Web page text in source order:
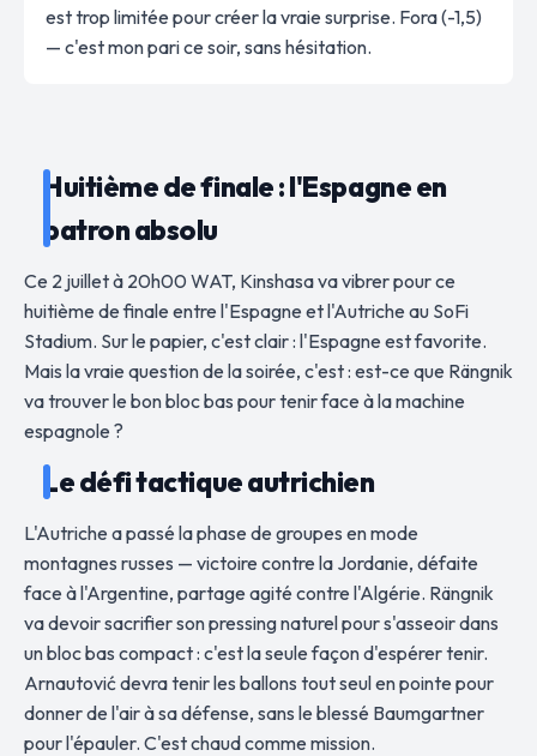
est trop limitée pour créer la vraie surprise. Fora (-1,5)
— c'est mon pari ce soir, sans hésitation.
Huitième de finale : l'Espagne en
patron absolu
Ce 2 juillet à 20h00 WAT, Kinshasa va vibrer pour ce
huitième de finale entre l'Espagne et l'Autriche au SoFi
Stadium. Sur le papier, c'est clair : l'Espagne est favorite.
Mais la vraie question de la soirée, c'est : est-ce que Rängnik
va trouver le bon bloc bas pour tenir face à la machine
espagnole ?
Le défi tactique autrichien
L'Autriche a passé la phase de groupes en mode
montagnes russes — victoire contre la Jordanie, défaite
face à l'Argentine, partage agité contre l'Algérie. Rängnik
va devoir sacrifier son pressing naturel pour s'asseoir dans
un bloc bas compact : c'est la seule façon d'espérer tenir.
Arnautović devra tenir les ballons tout seul en pointe pour
donner de l'air à sa défense, sans le blessé Baumgartner
pour l'épauler. C'est chaud comme mission.